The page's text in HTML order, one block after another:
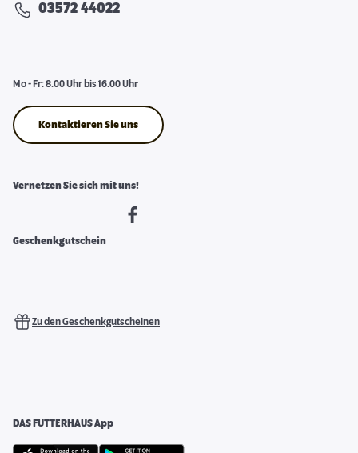
03572 44022
Mo - Fr: 8.00 Uhr bis 16.00 Uhr
Kontaktieren Sie uns
Vernetzen Sie sich mit uns!
Geschenkgutschein
Zu den Geschenkgutscheinen
DAS FUTTERHAUS App